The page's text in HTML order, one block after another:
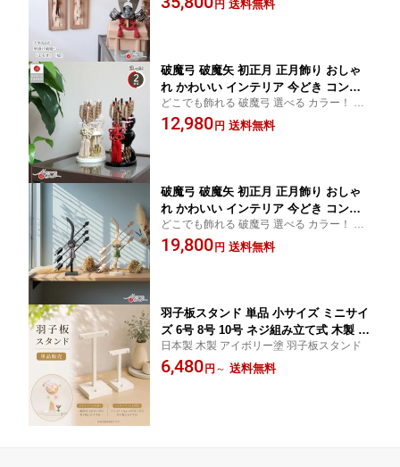
円 送料無料
破魔弓 破魔矢 初正月 正月飾り おしゃ
れ かわいい インテリア 今どき コンパ
クト ミニサイズ 上品 選べる 2種類 赤
糸/茶糸 破魔弓 6号 寿 初節句 増村人形
どこでも飾れる 破魔弓 選べる カラー！ ナ
チュラル 破魔矢 男 厄除け お正月
12,980 円 送料無料
破魔弓 破魔矢 初正月 正月飾り おしゃ
れ かわいい インテリア 今どき コンパ
クト ミニサイズ 上品 選べる 2種類 黒/
白 総木製 初節句 増村人形店 MMN3320
どこでも飾れる 破魔弓 選べる カラー！ ナ
チュラル 破魔矢 男 厄除け お正月 剣聖(黒)/
光聖(白)
19,800 円 送料無料
羽子板スタンド 単品 小サイズ ミニサイ
ズ 6号 8号 10号 ネジ組み立て式 木製 日
本製 初節句 初正月 増村人形店 MMN36
79
日本製 木製 アイボリー塗 羽子板スタンド
6,480 円 ～ 送料無料